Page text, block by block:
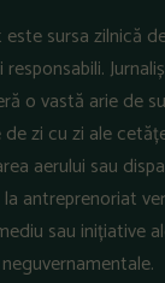
este sursa zilnică
o vastă arie de
zi cu zi ale
aerului sau
antreprenoriat
sau inițiative